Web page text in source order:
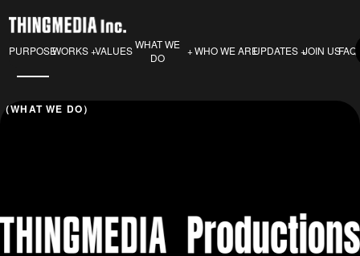
PURPOSEWORKS VALUES WHAT WE
DO
WHO WE AREUPDATES JOIN USFAQ
（WHAT WE DO）